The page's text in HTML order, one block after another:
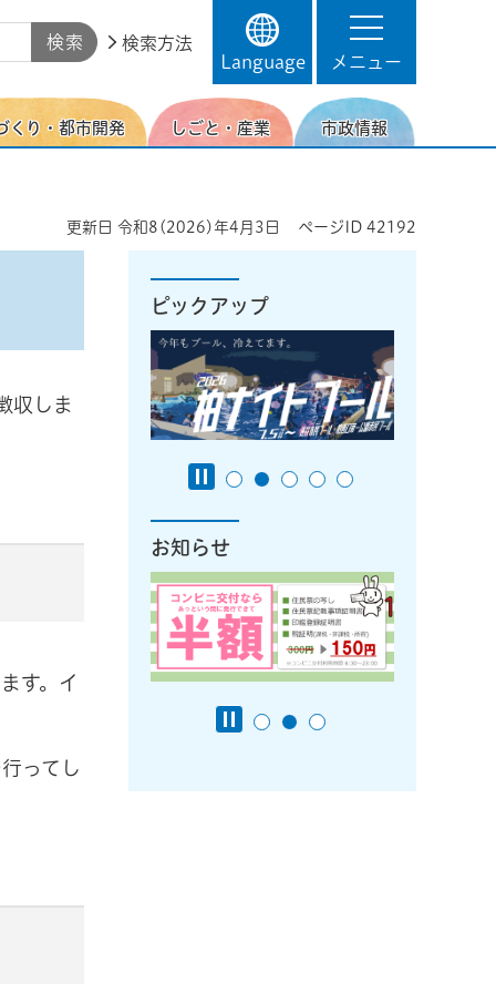
検索方法
Language
メニュー
くり・都市開発 しごと・産業 市政情報
更新日 令和8(2026)年4月3日 ページID 42192
収しま
す。イ
ってし
ピックアップ
お知らせ